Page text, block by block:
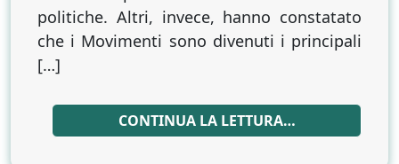
politiche. Altri, invece, hanno constatato
che i Movimenti sono divenuti i principali
[…]
CONTINUA LA LETTURA…